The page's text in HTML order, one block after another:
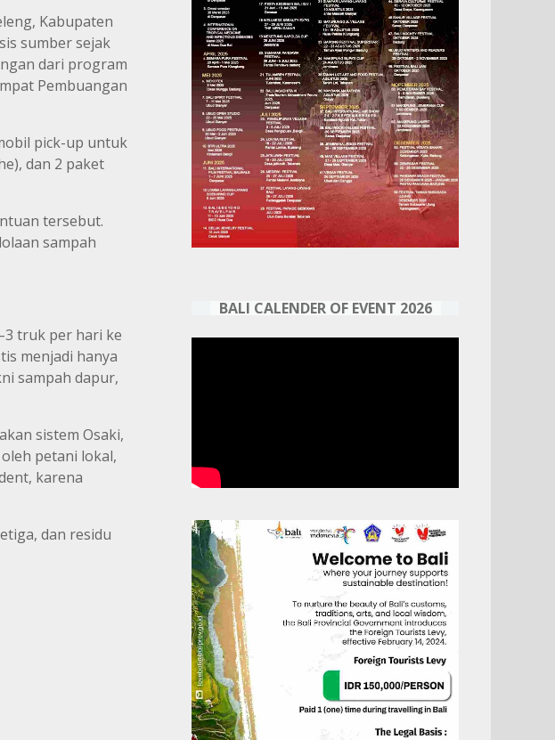
Kabupaten
sumber sejak
dari program
Pembuangan
pick-up untuk
dan 2 paket
tersebut.
sampah
truk per hari ke
menjadi hanya
sampah dapur,
sistem Osaki,
petani lokal,
karena
dan residu
BALI CALENDER OF EVENT 2026